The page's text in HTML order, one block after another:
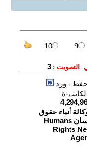
حفظ - ورد
ة